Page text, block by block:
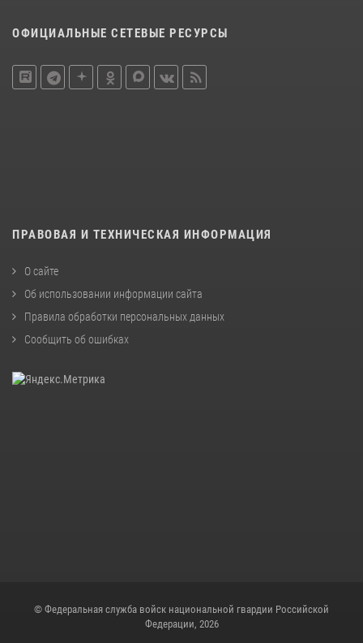
ОФИЦИАЛЬНЫЕ СЕТЕВЫЕ РЕСУРСЫ
ПРАВОВАЯ И ТЕХНИЧЕСКАЯ ИНФОРМАЦИЯ
О сайте
Об использовании информации сайта
Правила обработки персональных данных
Сообщить об ошибках
© Федеральная служба войск национальной гвардии Российской
Федерации, 2026